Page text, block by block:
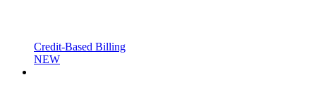
Credit-Based Billing
NEW